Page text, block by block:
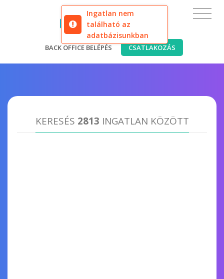
Ingatlan nem
található az
adatbázisunkban
BACK OFFICE BELÉPÉS CSATLAKOZÁS
KERESÉS 2813 INGATLAN KÖZÖTT